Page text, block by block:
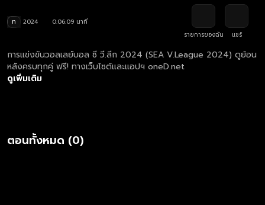
ท 2024
0:06:09 นาที
รายการของฉัน
แชร์
การแข่งขันวอลเลย์บอล ซี วี.ลีก 2024 (SEA V.League 2024) ดูย้อน
หลังครบทุกคู่ ฟรี! ทางเว็บไซต์และแอปฯ oneD.net
ดูเพิ่มเติม
ตอนทั้งหมด (0)